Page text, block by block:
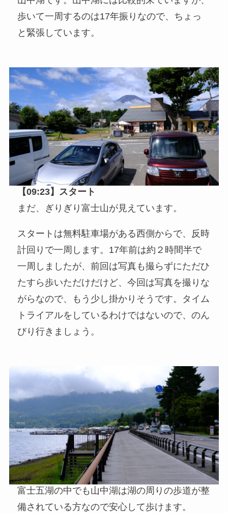
歩いて一周するのは17年振りなので、ちょっ
と緊張しています。
【09:23】スタート
まだ、ぎりぎり富士山が見えています。
スタートは無料駐車場がある西側からで、反時
計回りで一周します。17年前は約２時間半で
一周しましたが、前回は写真も撮らずにただひ
たすら歩いただけだけど、今回は写真を撮りな
がらなので、もう少し掛かりそうです。タイム
トライアルをしているわけではないので、のん
びり行きましょう。
富士五湖の中でも山中湖は湖の周りの歩道が整
備されている方なので安心して歩けます。